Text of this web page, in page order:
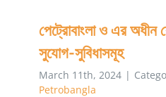
পেট্রোবাংলা ও এর অধীন
সুযোগ-সুবিধাসমূহ
March 11th, 2024 |
Petrobangla